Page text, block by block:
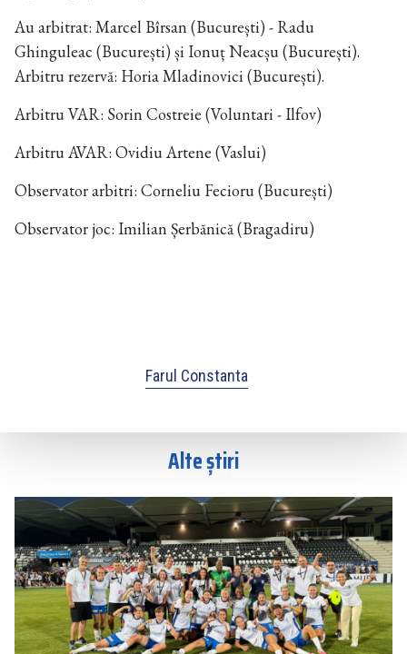
Au arbitrat: Marcel Bîrsan (București) - Radu
Ghinguleac (București) și Ionuț Neacșu (București).
Arbitru rezervă: Horia Mladinovici (București).
Arbitru VAR: Sorin Costreie (Voluntari - Ilfov)
Arbitru AVAR: Ovidiu Artene (Vaslui)
Observator arbitri: Corneliu Fecioru (București)
Observator joc: Imilian Șerbănică (Bragadiru)
Farul Constanta
Alte știri